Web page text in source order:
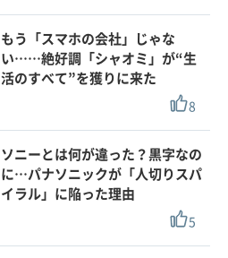
もう「スマホの会社」じゃな
い……絶好調「シャオミ」が“生
活のすべて”を獲りに来た
8
ソニーとは何が違った？黒字なの
に…パナソニックが「人切りスパ
イラル」に陥った理由
5